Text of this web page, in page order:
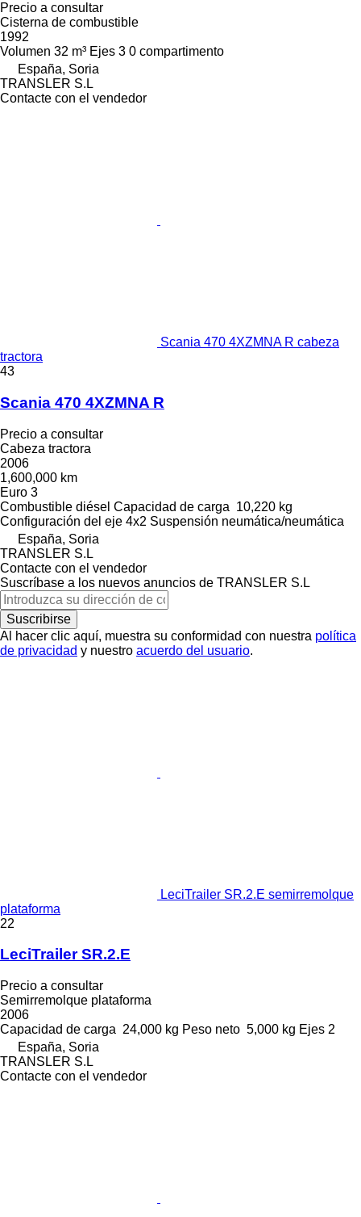
Precio a consultar
Cisterna de combustible
1992
Volumen 32 m³ Ejes 3 0 compartimento
España, Soria
TRANSLER S.L
Contacte con el vendedor
Scania 470 4XZMNA R cabeza
tractora
43
Scania 470 4XZMNA R
Precio a consultar
Cabeza tractora
2006
1,600,000 km
Euro 3
Combustible diésel Capacidad de carga 10,220 kg
Configuración del eje 4x2 Suspensión neumática/neumática
España, Soria
TRANSLER S.L
Contacte con el vendedor
Suscríbase a los nuevos anuncios de TRANSLER S.L
Suscribirse
Al hacer clic aquí, muestra su conformidad con nuestra política
de privacidad y nuestro acuerdo del usuario.
LeciTrailer SR.2.E semirremolque
plataforma
22
LeciTrailer SR.2.E
Precio a consultar
Semirremolque plataforma
2006
Capacidad de carga 24,000 kg Peso neto 5,000 kg Ejes 2
España, Soria
TRANSLER S.L
Contacte con el vendedor